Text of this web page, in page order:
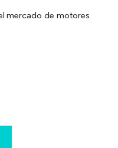
mercado de motores